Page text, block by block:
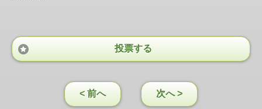
投票する
< 前へ 次へ >